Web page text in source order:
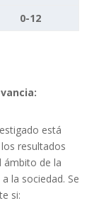
0-12
está
resultados
ámbito de la
la sociedad. Se
si: